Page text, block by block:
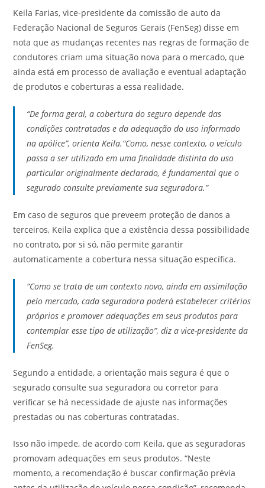
Keila Farias, vice-presidente da comissão de auto da
Federação Nacional de Seguros Gerais (FenSeg) disse em
nota que as mudanças recentes nas regras de formação de
condutores criam uma situação nova para o mercado, que
ainda está em processo de avaliação e eventual adaptação
de produtos e coberturas a essa realidade.
“De forma geral, a cobertura do seguro depende das
condições contratadas e da adequação do uso informado
na apólice”, orienta Keila.“Como, nesse contexto, o veículo
passa a ser utilizado em uma finalidade distinta do uso
particular originalmente declarado, é fundamental que o
segurado consulte previamente sua seguradora.”
Em caso de seguros que preveem proteção de danos a
terceiros, Keila explica que a existência dessa possibilidade
no contrato, por si só, não permite garantir
automaticamente a cobertura nessa situação específica.
“Como se trata de um contexto novo, ainda em assimilação
pelo mercado, cada seguradora poderá estabelecer critérios
próprios e promover adequações em seus produtos para
contemplar esse tipo de utilização”, diz a vice-presidente da
FenSeg.
Segundo a entidade, a orientação mais segura é que o
segurado consulte sua seguradora ou corretor para
verificar se há necessidade de ajuste nas informações
prestadas ou nas coberturas contratadas.
Isso não impede, de acordo com Keila, que as seguradoras
promovam adequações em seus produtos. “Neste
momento, a recomendação é buscar confirmação prévia